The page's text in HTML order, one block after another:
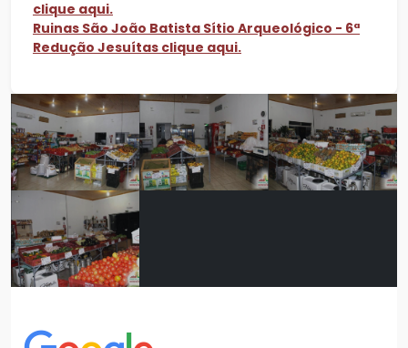
clique aqui.
Ruinas São João Batista Sítio Arqueológico - 6ª
Redução Jesuítas clique aqui.